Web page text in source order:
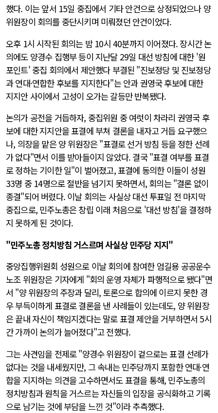
했다. 이는 앞서 15일 중집에서 기타 안건으로 상정되었으나 양
위원장이 회의를 중단시키며 미뤄졌던 안건이었다.
오후 1시 시작된 회의는 밤 10시 40분까지 이어졌다. 장시간 논
의에도 양경수 집행부 등이 지난달 29일 대선 방침에 대한 '원
포인트' 중집 회의에서 제안했다 부결된 "진보정당 및 진보정당
과 연대·연합한 후보를 지지한다"는 안과 권영국 후보에 대한
지지안 사이에서 고성이 오가는 갈등만 반복됐다.
논의가 공전을 거듭하자, 중집위원 중 여럿이 차라리 권영국 후
보에 대한 지지안을 표결에 부쳐 결론을 내자고 거듭 요구했으
나, 의장을 맡은 양 위원장은 "표결로 선거 방침 등을 정한 선례
가 없다"면서 이를 받아들이지 않았다. 결국 "표결 여부를 표결
로 정하는 기이한 일"이 벌어졌고, 표결에 동의한 이들이 성원
33명 중 14명으로 절반을 넘기지 못하면서, 회의는 "결론 없이
종결"되어 버렸다. 이날 회의는 사실상 대선 투표일 전 마지막
중집으로, 민주노총은 창립 이래 처음으로 '대선 방침'을 결정하
지 못하게 된 것이다.
"민주노총 정치방침 거스르며 사실상 민주당 지지"
중앙집행위원회 성원으로 이날 회의에 참여한 엄길용 공공운수
노조 위원장은 기자에게 "회의 운영 자체가 파행적으로 됐다"면
서 "양 위원장의 주장과 달리, 토론으로 합의에 이르지 못한 경
우 부득이하게 표결로 결론을 낸 사례들이 있는데도, 양 위원장
은 끝내 자신이 책임지겠다는 말로 표결 제안을 거부하면서 5시
간 가까이 논의가 늘어졌다"고 전했다.
그는 사견임을 전제로 "양경수 위원장이 겉으로는 표결 선례가
없다는 것을 내세웠지만, 그 속내는 민주당까지 포함한 연대·연
합을 지지하는 의견을 고수하면서도 표결을 통해, 민주노총의
정치방침과 원칙을 거스르는 자신들의 입장을 공식화하고 기록
으로 남기는 것에 부담을 느낀 것"이라 추측했다.